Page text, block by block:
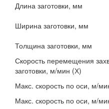
Длина заготовки, мм
Ширина заготовки, мм
Толщина заготовки, мм
Скорость перемещения
заготовки, м/мин (Х)
Макс. скорость по оси, м/
Макс. скорость по оси, м/